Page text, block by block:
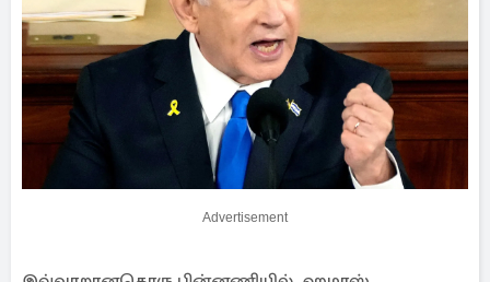
Advertisement